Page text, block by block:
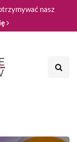
nasz